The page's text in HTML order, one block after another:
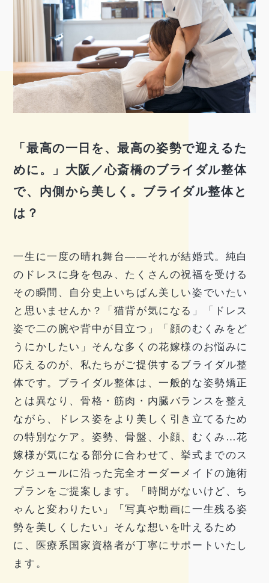
「最高の一日を、最高の姿勢で迎えるた
めに。」大阪／心斎橋のブライダル整体
で、内側から美しく。ブライダル整体と
は？
一生に一度の晴れ舞台――それが結婚式。純白
のドレスに身を包み、たくさんの祝福を受ける
その瞬間、自分史上いちばん美しい姿でいたい
と思いませんか？「猫背が気になる」「ドレス
姿で二の腕や背中が目立つ」「顔のむくみをど
うにかしたい」そんな多くの花嫁様のお悩みに
応えるのが、私たちがご提供するブライダル整
体です。ブライダル整体は、一般的な姿勢矯正
とは異なり、骨格・筋肉・内臓バランスを整え
ながら、ドレス姿をより美しく引き立てるため
の特別なケア。姿勢、骨盤、小顔、むくみ…花
嫁様が気になる部分に合わせて、挙式までのス
ケジュールに沿った完全オーダーメイドの施術
プランをご提案します。「時間がないけど、ち
ゃんと変わりたい」「写真や動画に一生残る姿
勢を美しくしたい」そんな想いを叶えるため
に、医療系国家資格者が丁寧にサポートいたし
ます。